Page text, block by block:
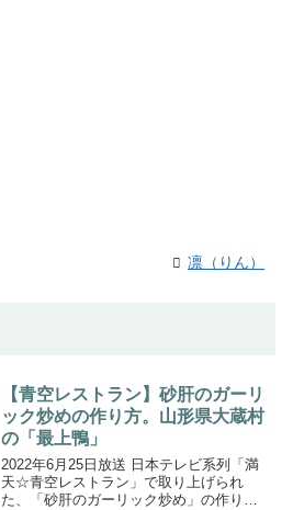
凛（りん）
【青空レストラン】砂肝のガーリ
ック炒めの作り方。山形県大蔵村
の「最上鴨」
2022年6月25日放送 日本テレビ系列「満
天☆青空レストラン」で取り上げられ
た、「砂肝のガーリック炒め」の作り方